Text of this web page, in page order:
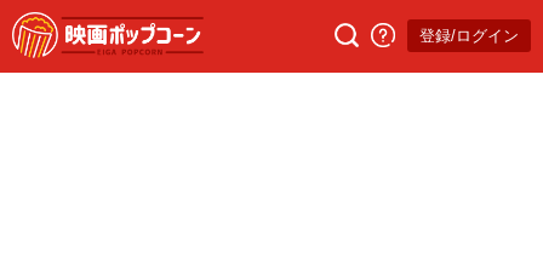
登録/ログイン